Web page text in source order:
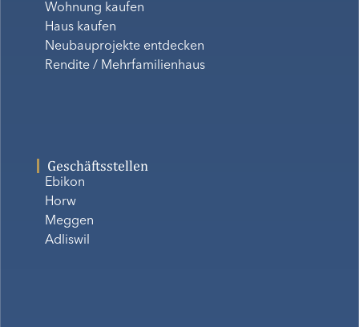
Wohnung kaufen
Haus kaufen
Neubauprojekte entdecken
Rendite / Mehrfamilienhaus
Geschäftsstellen
Ebikon
Horw
Meggen
Adliswil